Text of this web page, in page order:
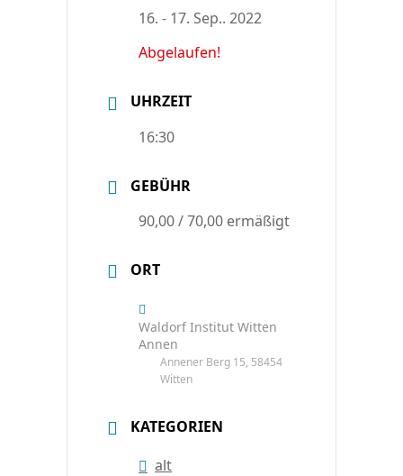
16. - 17. Sep.. 2022
Abgelaufen!
UHRZEIT
16:30
GEBÜHR
90,00 / 70,00 ermäßigt
ORT
Waldorf Institut Witten
Annen
Annener Berg 15, 58454
Witten
KATEGORIEN
alt